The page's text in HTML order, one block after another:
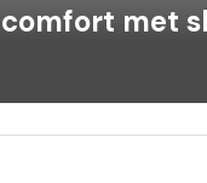
met